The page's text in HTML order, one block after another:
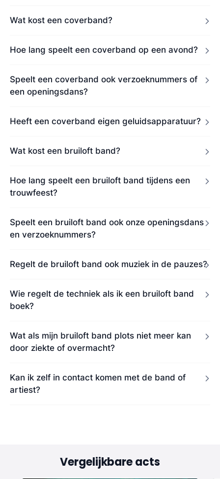
Wat kost een coverband?
Hoe lang speelt een coverband op een avond?
Speelt een coverband ook verzoeknummers of
een openingsdans?
Heeft een coverband eigen geluidsapparatuur?
Wat kost een bruiloft band?
Hoe lang speelt een bruiloft band tijdens een
trouwfeest?
Speelt een bruiloft band ook onze openingsdans
en verzoeknummers?
Regelt de bruiloft band ook muziek in de pauzes?
Wie regelt de techniek als ik een bruiloft band
boek?
Wat als mijn bruiloft band plots niet meer kan
door ziekte of overmacht?
Kan ik zelf in contact komen met de band of
artiest?
Vergelijkbare acts